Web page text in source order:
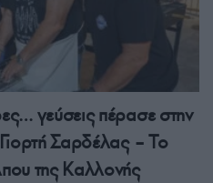
γεύσεις πέρασε στην
Σαρδέλας – Το
της Καλλονής